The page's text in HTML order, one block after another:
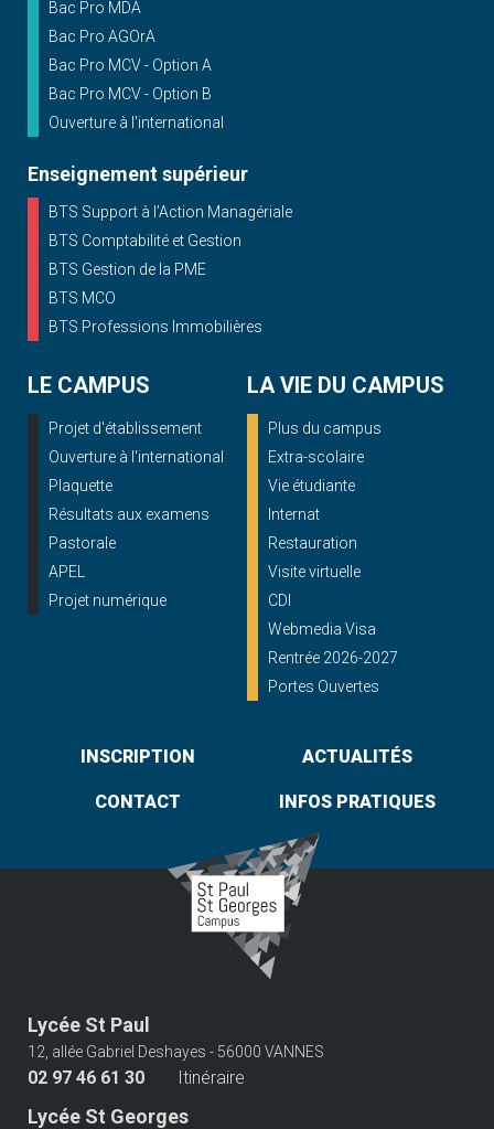
Bac Pro MDA
Bac Pro AGOrA
Bac Pro MCV - Option A
Bac Pro MCV - Option B
Ouverture à l'international
Enseignement supérieur
BTS Support à l’Action Managériale
BTS Comptabilité et Gestion
BTS Gestion de la PME
BTS MCO
BTS Professions Immobilières
LE CAMPUS
Projet d'établissement
Ouverture à l'international
Plaquette
Résultats aux examens
Pastorale
APEL
Projet numérique
LA VIE DU CAMPUS
Plus du campus
Extra-scolaire
Vie étudiante
Internat
Restauration
Visite virtuelle
CDI
Webmedia Visa
Rentrée 2026-2027
Portes Ouvertes
INSCRIPTION ACTUALITÉS
CONTACT INFOS PRATIQUES
Lycée St Paul
12, allée Gabriel Deshayes - 56000 VANNES
02 97 46 61 30 Itinéraire
Lycée St Georges